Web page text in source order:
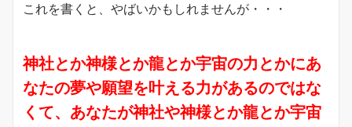
これを書くと、やばいかもしれませんが・・・
神社とか神様とか龍とか宇宙の力とかにあ
なたの夢や願望を叶える力があるのではな
くて、あなたが神社や神様とか龍とか宇宙